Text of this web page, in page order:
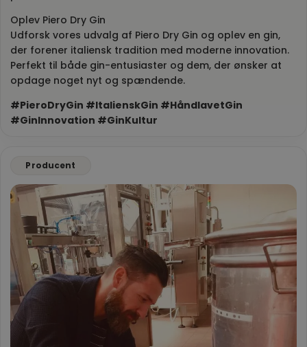
Oplev Piero Dry Gin
Udforsk vores udvalg af Piero Dry Gin og oplev en gin,
der forener italiensk tradition med moderne innovation.
Perfekt til både gin-entusiaster og dem, der ønsker at
opdage noget nyt og spændende.
#PieroDryGin #ItalienskGin #HåndlavetGin
#GinInnovation #GinKultur
Producent